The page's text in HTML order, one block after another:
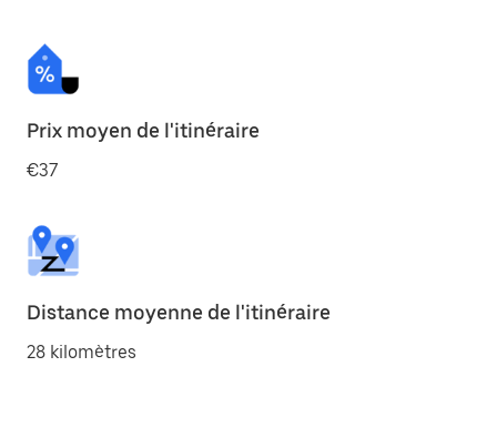
Prix moyen de l'itinéraire
€37
Distance moyenne de l'itinéraire
28 kilomètres